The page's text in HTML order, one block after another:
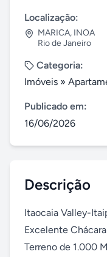
Localização:
MARICA, INOA
Rio de Janeiro
Categoria:
Imóveis »
Publicado em:
16/06/2026
Descrição
Itaocaia Valley-
Excelente
Terreno de 1.000